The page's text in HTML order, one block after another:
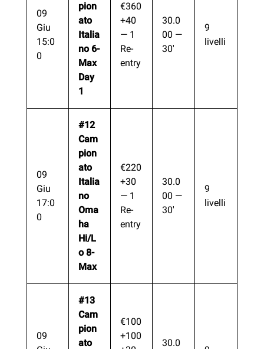
09
Giu
15:0
0
pion
ato
Italia
no 6-
Max
Day
1
€360
+40
— 1
Re-
entry
30.0
00 —
30′
9
livelli
09
Giu
17:0
0
#12
Cam
pion
ato
Italia
no
Oma
ha
Hi/L
o 8-
Max
€220
+30
— 1
Re-
entry
30.0
00 —
30′
9
livelli
09
#13
Cam
pion
ato
€100
+100
30.0